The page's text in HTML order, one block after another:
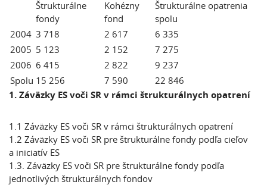
Štrukturálne
fondy
Kohézny
fond
Štrukturálne opatrenia
spolu
2004 3 718 2 617
6 335
2005 5 123 2 152
7 275
2006 6 415 2 822
9 237
Spolu 15 256 7 590 22 846
1. Záväzky ESvoči SR v rámci štrukturálnych opatrení
1.1 Záväzky ES voči SR v rámci štrukturálnych opatrení
1.2 Záväzky ES voči SR pre štrukturálne fondy podľa cieľov
a iniciatív ES
1.3. Záväzky ES voči SR pre štrukturálne fondy podľa
jednotlivých štrukturálnych fondov